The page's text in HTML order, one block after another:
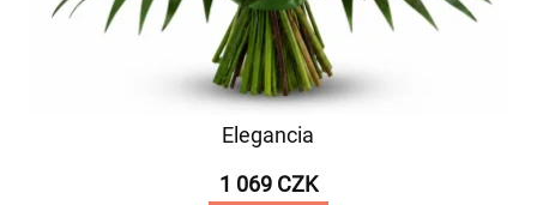
Elegancia
1 069 CZK